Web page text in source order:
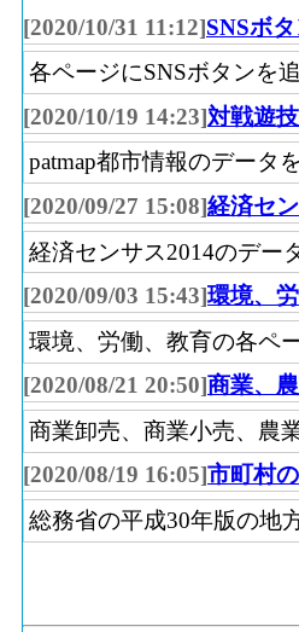
[2020/10/31 11:12]SNSボ
各ページにSNSボタンを
[2020/10/19 14:23]対戦遊
patmap都市情報のデータ
[2020/09/27 15:08]経済セ
経済センサス2014のデー
[2020/09/03 15:43]環境、
環境、労働、教育の各ペ
[2020/08/21 20:50]商業、
商業卸売、商業小売、農
[2020/08/19 16:05]市町村
総務省の平成30年版の地